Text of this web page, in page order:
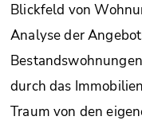
Blickfeld von
Analyse der
durch das
Traum von den